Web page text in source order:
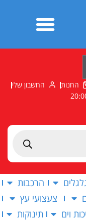
החנות
החשבון שלי
הרכבות
צעצועי עץ
וים
תינוקות